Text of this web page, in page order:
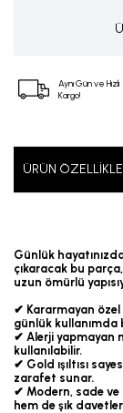
Aynı Gün ve Hızlı
Kargo!
ÜRÜN
Günlük
çıkaracak bu
uzun ömürlü
✔ Kararmayan
günlük kullanımda
✔ Alerji yapmayan
kullanılabilir.
✔ Gold ışıltısı
zarafet sunar.
✔ Modern, sade ve
hem de şık